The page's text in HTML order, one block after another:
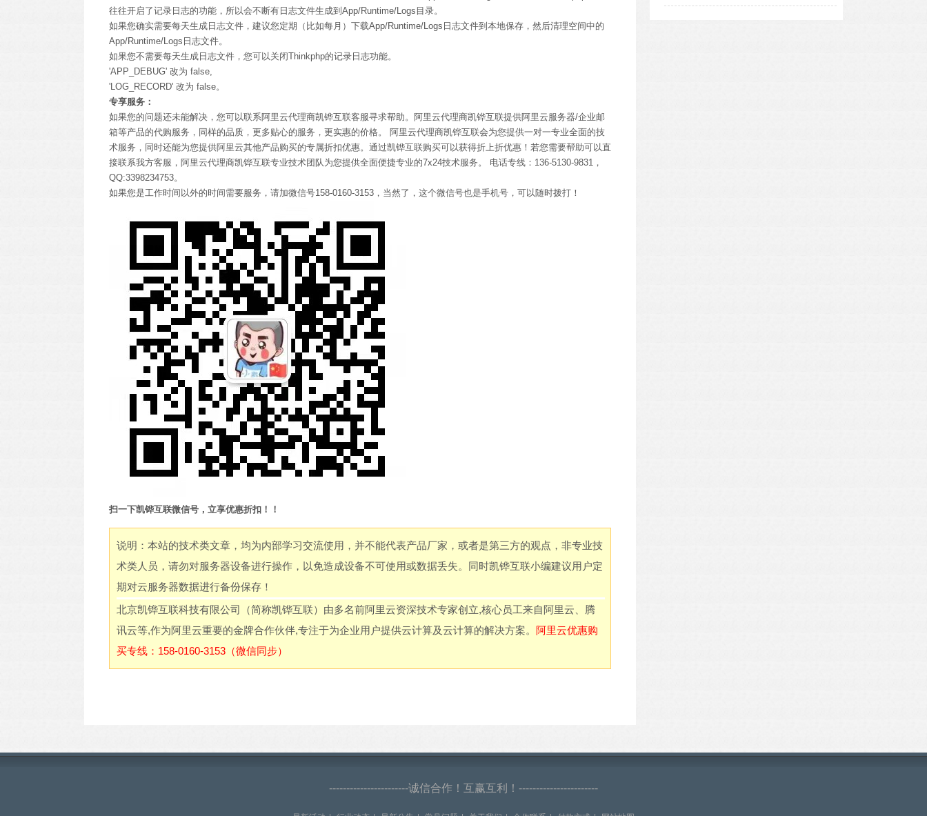
往往开启了记录日志的功能，所以会不断有日志文件生成到App/Runtime/Logs目录。
如果您确实需要每天生成日志文件，建议您定期（比如每月）下载App/Runtime/Logs日志文件到本地保存，然后清理空间中的
App/Runtime/Logs日志文件。
如果您不需要每天生成日志文件，您可以关闭Thinkphp的记录日志功能。
'APP_DEBUG' 改为 false,
'LOG_RECORD' 改为 false。
专享服务：
如果您的问题还未能解决，您可以联系阿里云代理商凯铧互联客服寻求帮助。阿里云代理商凯铧互联提供阿里云服务器/企业邮
箱等产品的代购服务，同样的品质，更多贴心的服务，更实惠的价格。 阿里云代理商凯铧互联会为您提供一对一专业全面的技
术服务，同时还能为您提供阿里云其他产品购买的专属折扣优惠。通过凯铧互联购买可以获得折上折优惠！若您需要帮助可以直
接联系我方客服，阿里云代理商凯铧互联专业技术团队为您提供全面便捷专业的7x24技术服务。 电话专线：136-5130-9831，
QQ:3398234753。
如果您是工作时间以外的时间需要服务，请加微信号158-0160-3153，当然了，这个微信号也是手机号，可以随时拨打！
扫一下凯铧互联微信号，立享优惠折扣！！
说明：本站的技术类文章，均为内部学习交流使用，并不能代表产品厂家，或者是第三方的观点，非专业技
术类人员，请勿对服务器设备进行操作，以免造成设备不可使用或数据丢失。同时凯铧互联小编建议用户定
期对云服务器数据进行备份保存！
北京凯铧互联科技有限公司（简称凯铧互联）由多名前阿里云资深技术专家创立,核心员工来自阿里云、腾
讯云等,作为阿里云重要的金牌合作伙伴,专注于为企业用户提供云计算及云计算的解决方案。 阿里云优惠购
买专线：158-0160-3153（微信同步）
-----------------------诚信合作！互赢互利！-----------------------